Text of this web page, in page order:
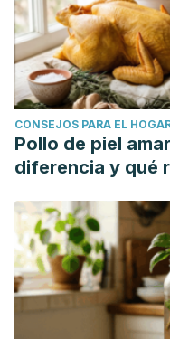
CONSEJOS PARA EL
Pollo de piel
diferencia y qué